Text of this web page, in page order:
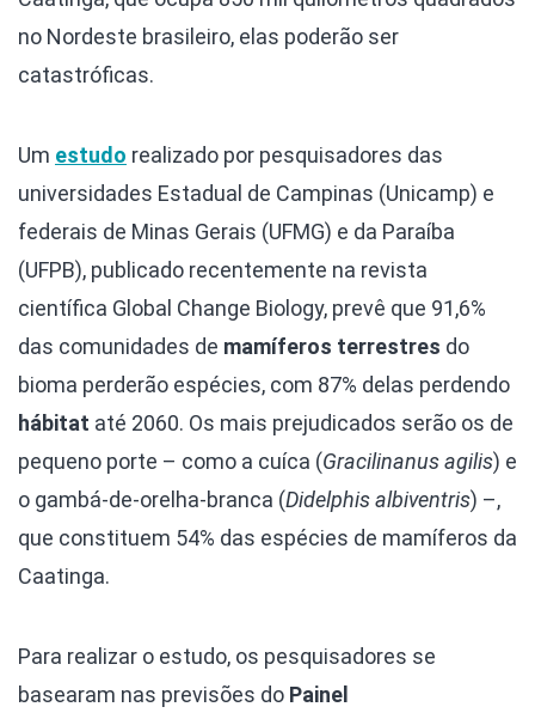
no Nordeste brasileiro, elas poderão ser
catastróficas.
Um estudo realizado por pesquisadores das
universidades Estadual de Campinas (Unicamp) e
federais de Minas Gerais (UFMG) e da Paraíba
(UFPB), publicado recentemente na revista
científica Global Change Biology, prevê que 91,6%
das comunidades de mamíferos terrestres do
bioma perderão espécies, com 87% delas perdendo
hábitat até 2060. Os mais prejudicados serão os de
pequeno porte – como a cuíca (Gracilinanus agilis) e
o gambá-de-orelha-branca (Didelphis albiventris) –,
que constituem 54% das espécies de mamíferos da
Caatinga.
Para realizar o estudo, os pesquisadores se
basearam nas previsões do Painel